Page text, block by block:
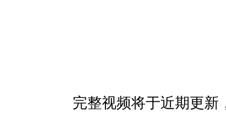
完整视频将于近期更新